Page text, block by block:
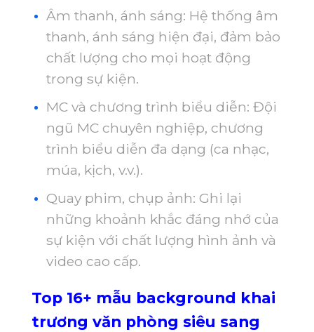
Âm thanh, ánh sáng: Hệ thống âm
thanh, ánh sáng hiện đại, đảm bảo
chất lượng cho mọi hoạt động
trong sự kiện.
MC và chương trình biểu diễn: Đội
ngũ MC chuyên nghiệp, chương
trình biểu diễn đa dạng (ca nhạc,
múa, kịch, v.v.).
Quay phim, chụp ảnh: Ghi lại
những khoảnh khắc đáng nhớ của
sự kiện với chất lượng hình ảnh và
video cao cấp.
Top 16+ mẫu background khai
trương văn phòng siêu sang